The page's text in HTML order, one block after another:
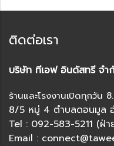
ติดต่อเรา
บริษัท ทีเอฟ อินดัสทรี จำ
ร้านและโรงงานเปิดทุกวัน
8/5 หมู่ 4 ตำบลดอนมูล
Tel : 092-583-5211 (ฝ่
Email :